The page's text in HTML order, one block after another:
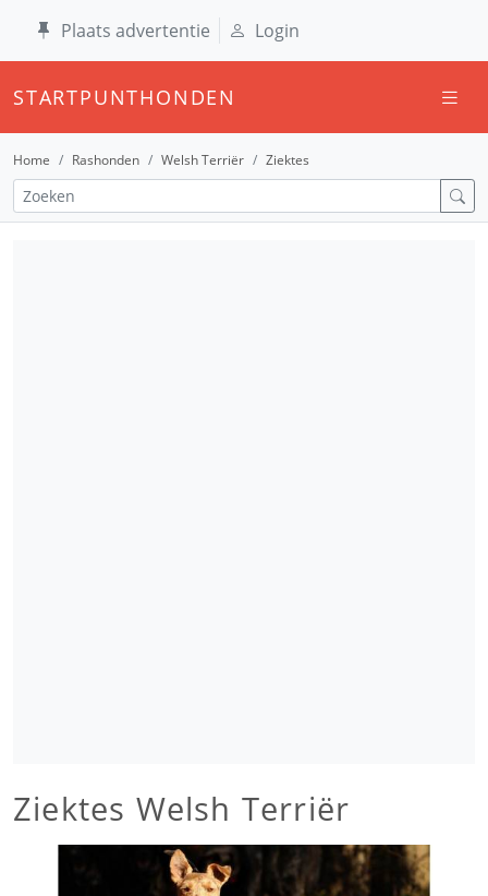
Plaats advertentie Login
STARTPUNTHONDEN
Home Rashonden Welsh Terriër Ziektes
Ziektes Welsh Terriër